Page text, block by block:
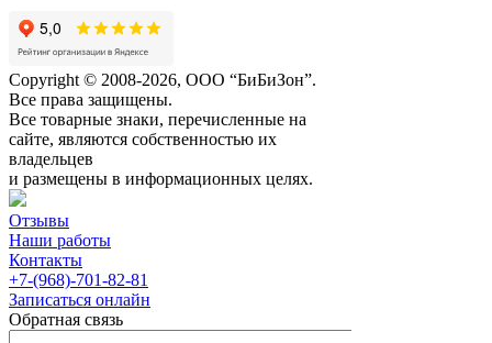
Copyright © 2008-2026, ООО “БиБиЗон”.
Все права защищены.
Все товарные знаки, перечисленные на
сайте, являются собственностью их
владельцев
и размещены в информационных целях.
Отзывы
Наши работы
Контакты
+7-(968)-701-82-81
Записаться онлайн
Обратная связь